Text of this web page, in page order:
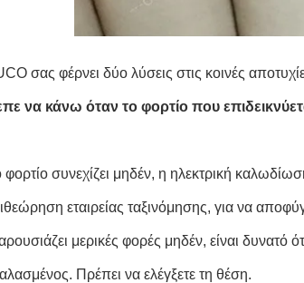
σας φέρνει δύο λύσεις στις κοινές
να κάνω όταν το φορτίο που
φορτίο συνεχίζει μηδέν, η ηλεκτρική
εταιρείας ταξινόμησης, για να
μερικές φορές μηδέν, είναι
Πρέπει να ελέγξετε τη θέση.